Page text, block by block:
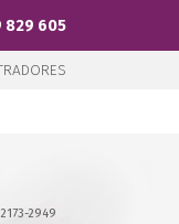
829 605
2949